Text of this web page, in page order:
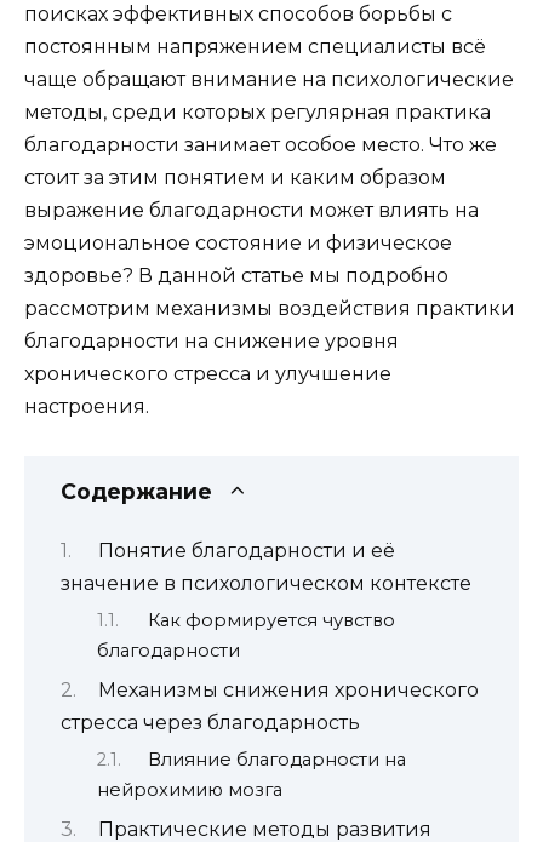
поисках эффективных способов борьбы с
постоянным напряжением специалисты всё
чаще обращают внимание на психологические
методы, среди которых регулярная практика
благодарности занимает особое место. Что же
стоит за этим понятием и каким образом
выражение благодарности может влиять на
эмоциональное состояние и физическое
здоровье? В данной статье мы подробно
рассмотрим механизмы воздействия практики
благодарности на снижение уровня
хронического стресса и улучшение
настроения.
Содержание
Понятие благодарности и её
значение в психологическом контексте
Как формируется чувство
благодарности
Механизмы снижения хронического
стресса через благодарность
Влияние благодарности на
нейрохимию мозга
Практические методы развития